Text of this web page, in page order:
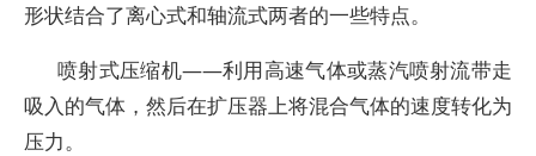
形状结合了离心式和轴流式两者的一些特点。
喷射式压缩机——利用高速气体或蒸汽喷射流带走
吸入的气体，然后在扩压器上将混合气体的速度转化为
压力。